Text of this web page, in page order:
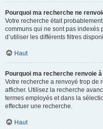
Pourquoi ma recherche ne
Votre recherche était
communs qui ne sont pas indexés
d’utiliser les différents filtres
Haut
Pourquoi ma recherche renvoie
Votre recherche a renvoyé trop de
afficher. Utilisez la recherche
termes employés et dans la
effectuer une recherche.
Haut